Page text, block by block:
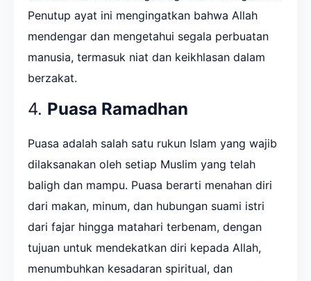
Penutup ayat ini mengingatkan bahwa Allah
mendengar dan mengetahui segala perbuatan
manusia, termasuk niat dan keikhlasan dalam
berzakat.
4. Puasa Ramadhan
Puasa adalah salah satu rukun Islam yang wajib
dilaksanakan oleh setiap Muslim yang telah
baligh dan mampu. Puasa berarti menahan diri
dari makan, minum, dan hubungan suami istri
dari fajar hingga matahari terbenam, dengan
tujuan untuk mendekatkan diri kepada Allah,
menumbuhkan kesadaran spiritual, dan